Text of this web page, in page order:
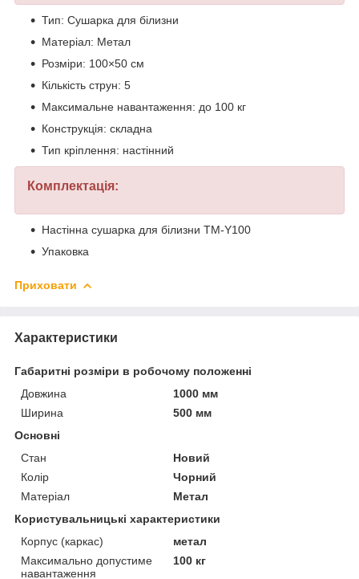
Тип: Сушарка для білизни
Матеріал: Метал
Розміри: 100×50 см
Кількість струн: 5
Максимальне навантаження: до 100 кг
Конструкція: складна
Тип кріплення: настінний
Комплектація:
Настінна сушарка для білизни TM-Y100
Упаковка
Приховати
Характеристики
Габаритні розміри в робочому положенні
Довжина
1000 мм
Ширина
500 мм
Основні
Стан
Новий
Колір
Чорний
Матеріал
Метал
Користувальницькі характеристики
Корпус (каркас)
метал
Максимально допустиме
навантаження
100 кг